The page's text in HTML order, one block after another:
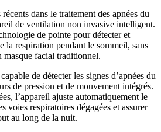
dans le traitement des apnées du
de ventilation non invasive intelligent.
de pointe pour détecter et
la respiration pendant le sommeil, sans
masque facial traditionnel.
de détecter les signes d’apnées du
de pression et de mouvement intégrés.
l’appareil ajuste automatiquement le
voies respiratoires dégagées et assurer
au long de la nuit.